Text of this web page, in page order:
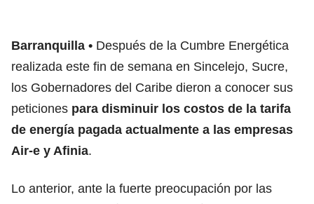
Barranquilla
Después de la Cumbre Energética
realizada este fin de semana en Sincelejo, Sucre,
los Gobernadores del Caribe dieron a conocer sus
peticiones para disminuir los costos de la tarifa
de energía pagada actualmente a las empresas
Air-e y Afinia.
Lo anterior, ante la fuerte preocupación por las